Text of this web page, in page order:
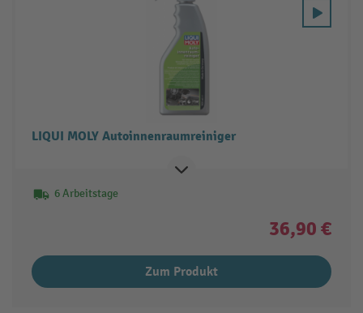
LIQUI MOLY Autoinnenraumreiniger
6 Arbeitstage
36,90 €
Zum Produkt